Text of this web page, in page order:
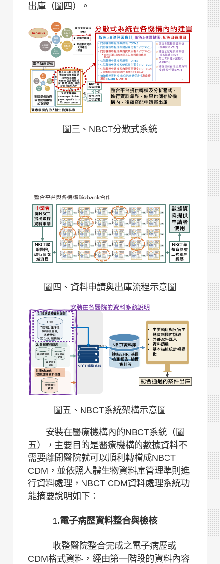
出庫（圖四）。
圖三、NBCT分散式系統
圖四、資料申請與出庫流程示意圖
圖五、NBCT系統架構示意圖
安裝在醫療機構內的NBCT系統（圖
五），主要目的是醫療機構的數據資料不
需要離開醫院就可以順利轉檔成NBCT
CDM，並依照人體生物資料庫管理準則進
行資料處理，NBCT CDM資料處理系統功
能摘要說明如下：
1.電子病歷資料整合與檢核
收整醫院整合完成之電子病歷或
CDM格式資料，經由第一階段的資料內容